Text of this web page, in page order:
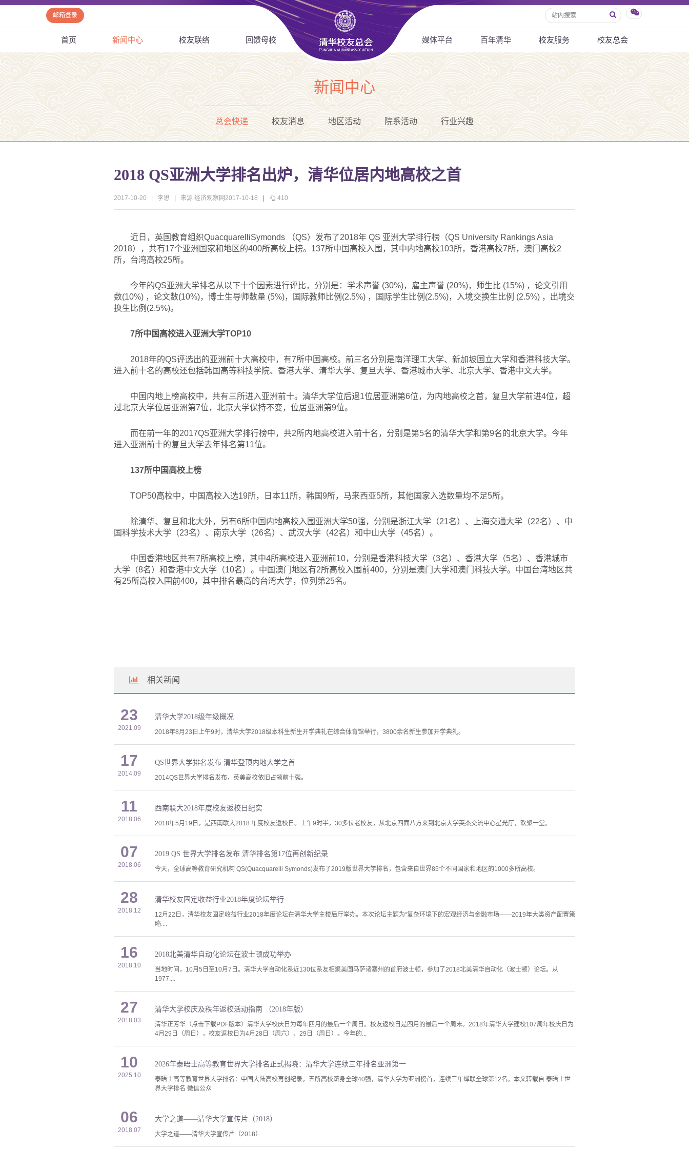
邮箱登录
首页 新闻中心 校友联络 回馈母校 媒体平台 百年清华 校友服务 校友总会
新闻中心
总会快递 校友消息 地区活动 院系活动 行业兴趣
2018 QS亚洲大学排名出炉，清华位居内地高校之首
2017-10-20 李思 来源 经济观察网2017-10-18 410
近日，英国教育组织QuacquarelliSymonds （QS）发布了2018年 QS 亚洲大学排行榜（QS University Rankings Asia
2018），共有17个亚洲国家和地区的400所高校上榜。137所中国高校入围，其中内地高校103所，香港高校7所，澳门高校2
所，台湾高校25所。
今年的QS亚洲大学排名从以下十个因素进行评比，分别是：学术声誉 (30%)，雇主声誉 (20%)，师生比 (15%) ，论文引用
数(10%) ，论文数(10%)，博士生导师数量 (5%)，国际教师比例(2.5%) ，国际学生比例(2.5%)，入境交换生比例 (2.5%) ，出境交
换生比例(2.5%)。
7所中国高校进入亚洲大学TOP10
2018年的QS评选出的亚洲前十大高校中，有7所中国高校。前三名分别是南洋理工大学、新加坡国立大学和香港科技大学。
进入前十名的高校还包括韩国高等科技学院、香港大学、清华大学、复旦大学、香港城市大学、北京大学、香港中文大学。
中国内地上榜高校中，共有三所进入亚洲前十。清华大学位后退1位居亚洲第6位，为内地高校之首，复旦大学前进4位，超
过北京大学位居亚洲第7位，北京大学保持不变，位居亚洲第9位。
而在前一年的2017QS亚洲大学排行榜中，共2所内地高校进入前十名，分别是第5名的清华大学和第9名的北京大学。今年
进入亚洲前十的复旦大学去年排名第11位。
137所中国高校上榜
TOP50高校中，中国高校入选19所，日本11所，韩国9所，马来西亚5所，其他国家入选数量均不足5所。
除清华、复旦和北大外，另有6所中国内地高校入围亚洲大学50强，分别是浙江大学（21名）、上海交通大学（22名）、中
国科学技术大学（23名）、南京大学（26名）、武汉大学（42名）和中山大学（45名）。
中国香港地区共有7所高校上榜，其中4所高校进入亚洲前10，分别是香港科技大学（3名）、香港大学（5名）、香港城市
大学（8名）和香港中文大学（10名）。中国澳门地区有2所高校入围前400，分别是澳门大学和澳门科技大学。中国台湾地区共
有25所高校入围前400，其中排名最高的台湾大学，位列第25名。
相关新闻
23
2021.09
清华大学2018级年级概况
2018年8月23日上午9时，清华大学2018级本科生新生开学典礼在综合体育馆举行，3800余名新生参加开学典礼。
17
2014.09
QS世界大学排名发布 清华登顶内地大学之首
2014QS世界大学排名发布，英美高校依旧占领前十强。
11
2018.06
西南联大2018年度校友返校日纪实
2018年5月19日，是西南联大2018 年度校友返校日。上午9时半，30多位老校友，从北京四面八方来到北京大学英杰交流中心星光厅，欢聚一堂。
07
2018.06
2019 QS 世界大学排名发布 清华排名第17位再创新纪录
今天，全球高等教育研究机构 QS(Quacquarelli Symonds)发布了2019版世界大学排名，包含来自世界85个不同国家和地区的1000多所高校。
28
2018.12
清华校友固定收益行业2018年度论坛举行
12月22日，清华校友固定收益行业2018年度论坛在清华大学主楼后厅举办。本次论坛主题为“复杂环境下的宏观经济与金融市场——2019年大类资产配置策
略....
16
2018.10
2018北美清华自动化论坛在波士顿成功举办
当地时间，10月5日至10月7日。清华大学自动化系近130位系友相聚美国马萨诸塞州的首府波士顿，参加了2018北美清华自动化（波士顿）论坛。从
1977....
27
2018.03
清华大学校庆及秩年返校活动指南 （2018年版）
清华正芳华（点击下载PDF版本）清华大学校庆日为每年四月的最后一个周日。校友返校日是四月的最后一个周末。2018年清华大学建校107周年校庆日为
4月29日（周日），校友返校日为4月28日（周六）、29日（周日）。今年的...
10
2025.10
2026年泰晤士高等教育世界大学排名正式揭晓：清华大学连续三年排名亚洲第一
泰晤士高等教育世界大学排名：中国大陆高校再创纪录，五所高校跻身全球40强，清华大学为亚洲榜首，连续三年蝉联全球第12名。本文转载自 泰晤士世
界大学排名 微信公众
06
2018.07
大学之道——清华大学宣传片（2018）
大学之道——清华大学宣传片（2018）